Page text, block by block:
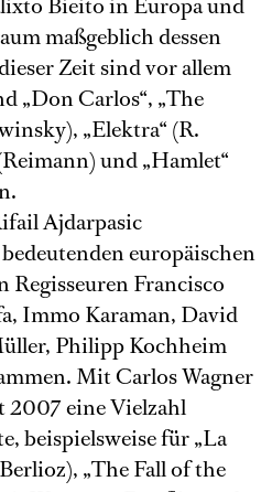
Bieito in Europa und
maßgeblich dessen
Zeit sind vor allem
„Don Carlos“, „The
„Elektra“ (R.
und „Hamlet“
Ajdarpasic
europäischen
Francisco
Immo Karaman, David
Philipp Kochheim
Mit Carlos Wagner
2007 eine Vielzahl
beispielsweise für „La
„The Fall of the